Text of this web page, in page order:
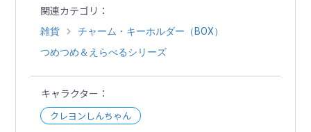
関連カテゴリ
雑貨
チャーム・キーホルダー（BOX）
つめつめ＆えらべるシリーズ
キャラクター
クレヨンしんちゃん